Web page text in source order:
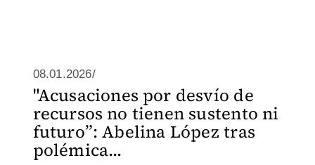
08.01.2026/
"Acusaciones por desvío de
recursos no tienen sustento ni
futuro”: Abelina López tras
polémica...